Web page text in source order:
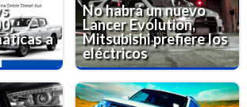
a
No habrá un nuevo
Lancer Evolution,
Mitsubishi prefiere los
eléctricos